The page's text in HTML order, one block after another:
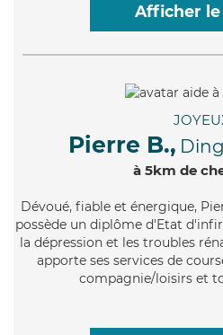
Afficher
Pierre B.,
à 5km de
Dévoué, fiable et énergique,
possède un diplôme d'Etat
la dépression et les troubles
apporte ses services de
compagnie/loisirs et